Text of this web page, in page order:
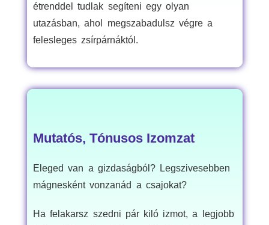
étrenddel tudlak segíteni egy olyan
utazásban, ahol megszabadulsz végre a
felesleges zsírpárnáktól.
Mutatós, Tónusos Izomzat
Eleged van a gizdaságból? Legszivesebben
mágnesként vonzanád a csajokat?
Ha felakarsz szedni pár kiló izmot, a legjobb